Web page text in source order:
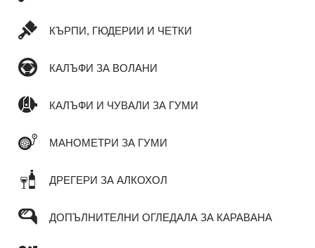
КЪРПИ, ГЮДЕРИИ И ЧЕТКИ
КАЛЪФИ ЗА ВОЛАНИ
КАЛЪФИ И ЧУВАЛИ ЗА ГУМИ
МАНОМЕТРИ ЗА ГУМИ
ДРЕГЕРИ ЗА АЛКОХОЛ
ДОПЪЛНИТЕЛНИ ОГЛЕДАЛА ЗА КАРАВАНА